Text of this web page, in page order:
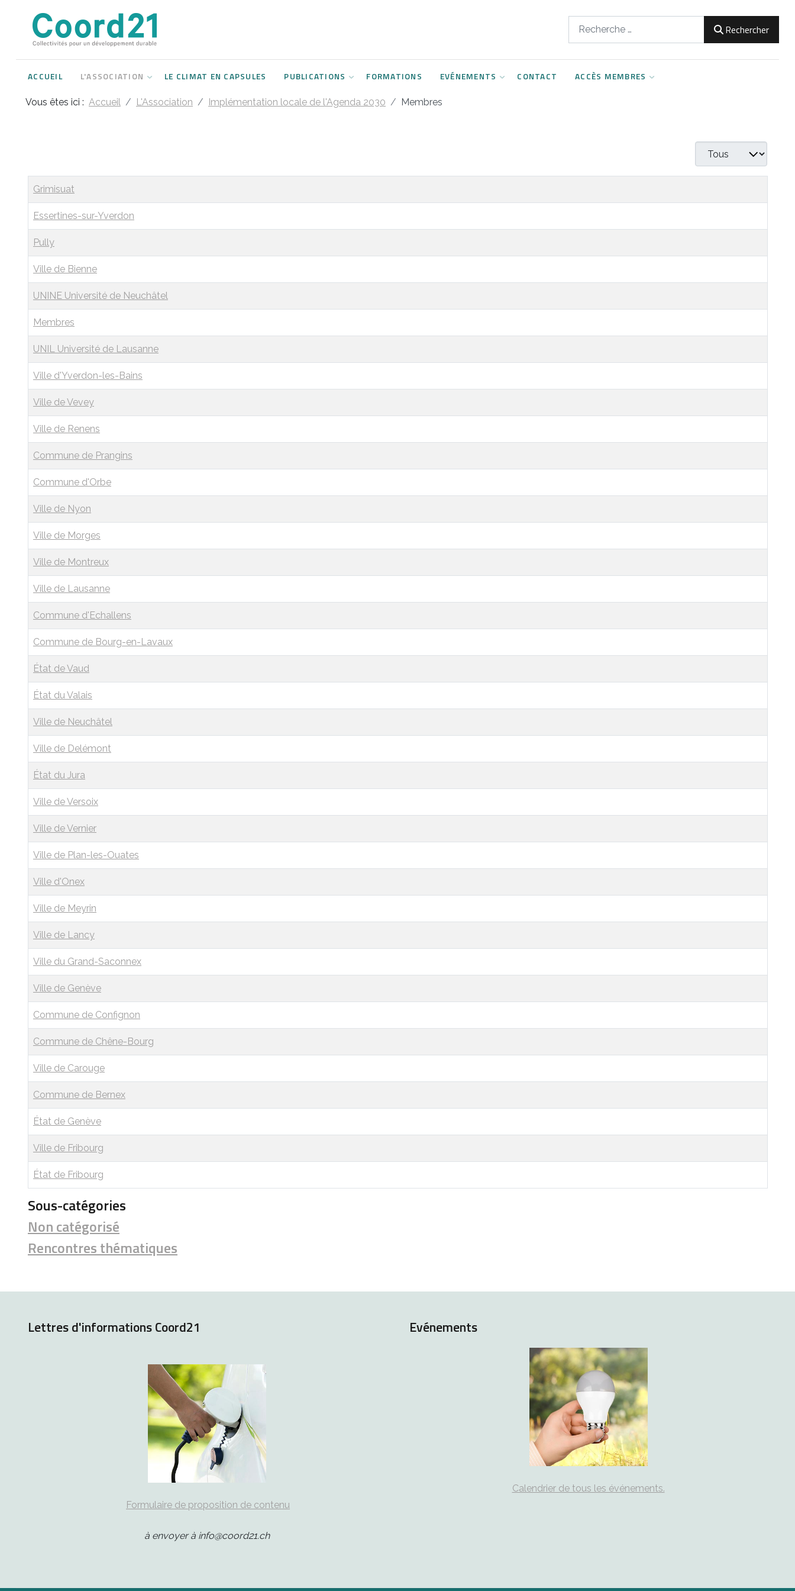
Rechercher
ACCUEIL L'ASSOCIATION LE CLIMAT EN CAPSULES PUBLICATIONS FORMATIONS EVÉNEMENTS CONTACT ACCÈS MEMBRES
Vous êtes ici : Accueil L'Association Implémentation locale de l'Agenda 2030 Membres
Afficher #
Articles
Grimisuat
Essertines-sur-Yverdon
Pully
Ville de Bienne
UNINE Université de Neuchâtel
Membres
UNIL Université de Lausanne
Ville d'Yverdon-les-Bains
Ville de Vevey
Ville de Renens
Commune de Prangins
Commune d'Orbe
Ville de Nyon
Ville de Morges
Ville de Montreux
Ville de Lausanne
Commune d'Echallens
Commune de Bourg-en-Lavaux
État de Vaud
État du Valais
Ville de Neuchâtel
Ville de Delémont
État du Jura
Ville de Versoix
Ville de Vernier
Ville de Plan-les-Ouates
Ville d'Onex
Ville de Meyrin
Ville de Lancy
Ville du Grand-Saconnex
Ville de Genève
Commune de Confignon
Commune de Chêne-Bourg
Ville de Carouge
Commune de Bernex
État de Genève
Ville de Fribourg
État de Fribourg
Sous-catégories
Non catégorisé
Rencontres thématiques
Lettres d'informations Coord21
Formulaire de proposition de contenu
à envoyer à info@coord21.ch
Evénements
Calendrier de tous les événements.
Développement durable et Agenda 21
Implémentation locale de l'Agenda
2021
2022
2023
Lettres d'informations
Rencontres thématiques
Documents